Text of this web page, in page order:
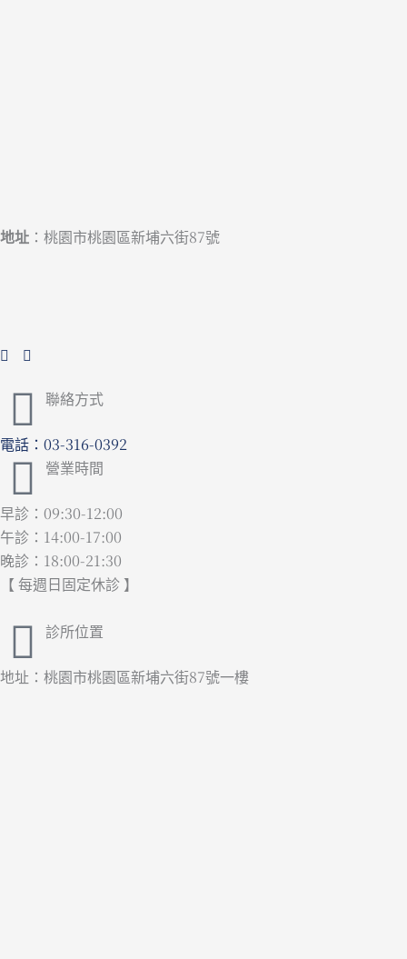
地址 ：桃園市桃園區新埔六街87號
聯絡方式
電話：03-316-0392
營業時間
早診：09:30-12:00
午診：14:00-17:00
晚診：18:00-21:30
【 每週日固定休診 】
診所位置
地址：桃園市桃園區新埔六街87號一樓